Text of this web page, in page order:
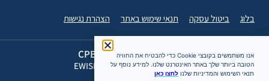
בלוג ביטול עסקה תנאי שימוש באתר הצהרת נגישות
כל הזכויות שמורות 2026 CPB
האתר מעוצב ומתוחזק על ידי EWISE
אנו משתמשים בקובצי Cookie כדי להבטיח את החוויה
הטובה ביותר שלך באתר האינטרנט שלנו. למידע נוסף על
תנאי השימוש והמדיניות שלנולחצו כאן